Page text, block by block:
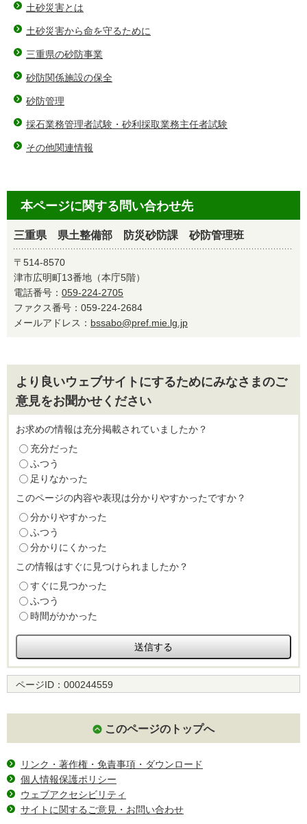
土砂災害とは
土砂災害から命を守るために
三重県の砂防事業
砂防関係施設の保全
砂防管理
採石業務管理者試験・砂利採取業務主任者試験
その他関連情報
本ページに関する問い合わせ先
三重県 県土整備部 防災砂防課 砂防管理班
〒514-8570
津市広明町13番地（本庁5階）
電話番号： 059-224-2705
ファクス番号：059-224-2684
メールアドレス： bssabo@pref.mie.lg.jp
より良いウェブサイトにするためにみなさまのご
意見をお聞かせください
お求めの情報は充分掲載されていましたか？
充分だった
ふつう
足りなかった
このページの内容や表現は分かりやすかったですか？
分かりやすかった
ふつう
分かりにくかった
この情報はすぐに見つけられましたか？
すぐに見つかった
ふつう
時間がかかった
ページID： 000244559
このページのトップへ
リンク・著作権・免責事項・ダウンロード
個人情報保護ポリシー
ウェブアクセシビリティ
サイトに関するご意見・お問い合わせ